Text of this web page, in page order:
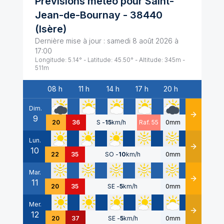
Jean-de-Bournay- 38440
(Isère)
Dernière mise à jour : samedi 8 août 2026 à
17:00
Longitude: 5.14° - Latitude: 45.50° - Altitude: 345m -
511m
Date
08 h 11 h 14 h 17 h 20 h
Dim.
9 20 36 S -15km/h Raf. 55 0mm Détails
Lun.
10 22 35 SO -10km/h 0mm Détails
Mar.
11 20 35 SE -5km/h 0mm Détails
Mer.
12 20 37 SE -5km/h 0mm Détails